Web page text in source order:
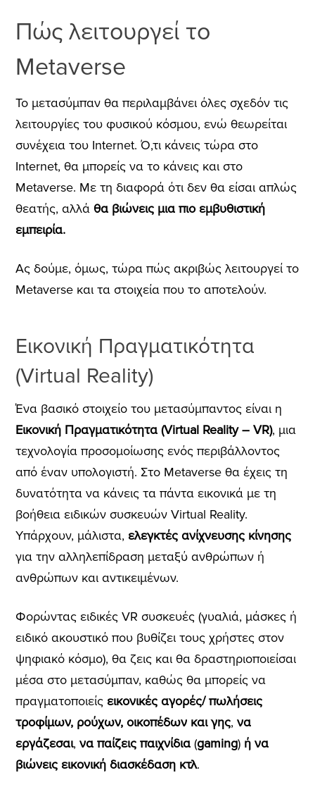
Πώς λειτουργεί το
Metaverse
Το μετασύμπαν θα περιλαμβάνει όλες σχεδόν τις
λειτουργίες του φυσικού κόσμου, ενώ θεωρείται
συνέχεια του Internet. Ό,τι κάνεις τώρα στο
Internet, θα μπορείς να το κάνεις και στο
Metaverse. Με τη διαφορά ότι δεν θα είσαι απλώς
θεατής, αλλά θα βιώνεις μια πιο εμβυθιστική
εμπειρία.
Ας δούμε, όμως, τώρα πώς ακριβώς λειτουργεί το
Metaverse και τα στοιχεία που το αποτελούν.
Εικονική Πραγματικότητα
(Virtual Reality)
Ένα βασικό στοιχείο του μετασύμπαντος είναι η
Εικονική Πραγματικότητα (Virtual Reality – VR), μια
τεχνολογία προσομοίωσης ενός περιβάλλοντος
από έναν υπολογιστή. Στο Metaverse θα έχεις τη
δυνατότητα να κάνεις τα πάντα εικονικά με τη
βοήθεια ειδικών συσκευών Virtual Reality.
Υπάρχουν, μάλιστα, ελεγκτές ανίχνευσης κίνησης
για την αλληλεπίδραση μεταξύ ανθρώπων ή
ανθρώπων και αντικειμένων.
Φορώντας ειδικές VR συσκευές (γυαλιά, μάσκες ή
ειδικό ακουστικό που βυθίζει τους χρήστες στον
ψηφιακό κόσμο), θα ζεις και θα δραστηριοποιείσαι
μέσα στο μετασύμπαν, καθώς θα μπορείς να
πραγματοποιείς εικονικές αγορές/ πωλήσεις
τροφίμων, ρούχων, οικοπέδων και γης, να
εργάζεσαι, να παίζεις παιχνίδια (gaming)ή να
βιώνεις εικονική διασκέδαση κτλ.